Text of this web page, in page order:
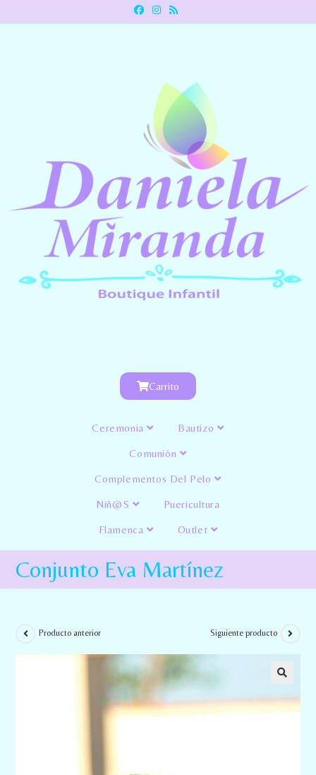
Carrito
Ceremonia Bautizo
Comunión
Complementos Del Pelo
Niñ@s Puericultura
Flamenca Outlet
Conjunto Eva Martínez
Producto anterior Siguiente producto